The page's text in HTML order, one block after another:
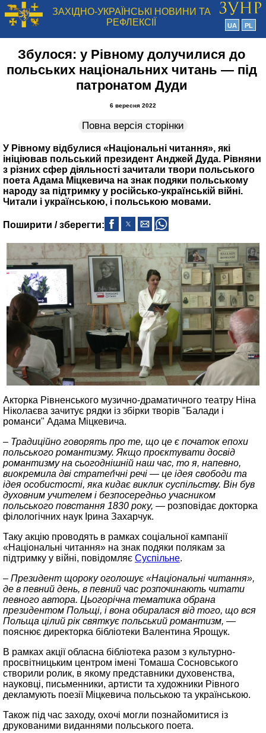
ЗАХІДНО-УКРАЇНСЬКІ НОВИНИ ТА
РЕФЛЕКСІЇ
UA PL
Збулося: у Рівному долучилися до
польських національних читань — під
патронатом Дуди
6 вересня 2022
Повна версія сторінки
У Рівному відбулися «Національні читання», які
ініціював польський президент Анджей Дуда. Рівняни
з різних сфер діяльності зачитали твори польського
поета Адама Міцкевича на знак подяки польському
народу за підтримку у російсько-українській війні.
Читали і українською, і польською мовами.
Поширити / зберегти:
Акторка Рівненського музично-драматичного театру Ніна
Ніколаєва зачитує рядки із збірки творів "Балади і
романси" Адама Міцкевича.
– Традиційно говорять про те, що це є початок епохи
польського романтизму. Якщо проєктувати досвід
романтизму на сьогоднішній наш час, то я, напевно,
виокремила дві стратеґічні речі — це ідея свободи та
ідея особистості, яка кидає виклик суспільству. Він був
духовним учителем і безпосередньо учасником
польського повстання 1830 року, — розповідає докторка
філологічних наук Ірина Захарчук.
Таку акцію проводять в рамках соціальної кампанії
«Національні читання» на знак подяки полякам за
підтримку у війні, повідомляє Суспільне.
– Президент щороку оголошує «Національні читання»,
де в певний день, в певний час розпочинають читати
певного автора. Цьогорічна тематика обрана
президентом Польщі, і вона обиралася від того, що вся
Польща цілий рік святкує польський романтизм, —
пояснює директорка бібліотеки Валентина Ярощук.
В рамках акції обласна бібліотека разом з культурно-
просвітницьким центром імені Томаша Сосновського
створили ролик, в якому представники духовенства,
науковці, письменники, артисти та художники Рівного
декламують поезії Міцкевича польською та українською.
Також під час заходу, охочі могли познайомитися із
друкованими виданнями польського поета.